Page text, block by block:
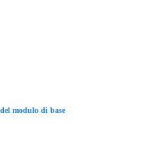
modulo di base